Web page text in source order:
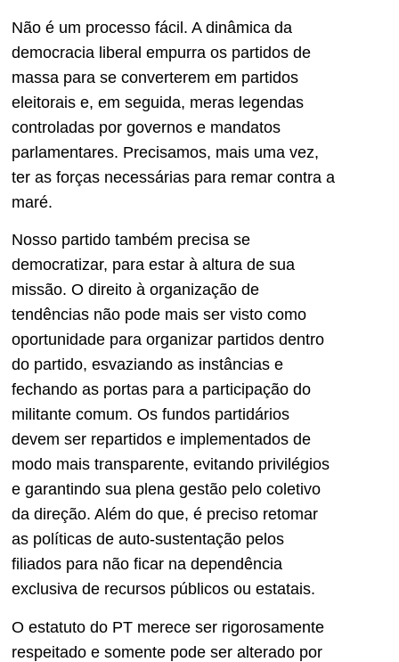
Não é um processo fácil. A dinâmica da
democracia liberal empurra os partidos de
massa para se converterem em partidos
eleitorais e, em seguida, meras legendas
controladas por governos e mandatos
parlamentares. Precisamos, mais uma vez,
ter as forças necessárias para remar contra a
maré.
Nosso partido também precisa se
democratizar, para estar à altura de sua
missão. O direito à organização de
tendências não pode mais ser visto como
oportunidade para organizar partidos dentro
do partido, esvaziando as instâncias e
fechando as portas para a participação do
militante comum. Os fundos partidários
devem ser repartidos e implementados de
modo mais transparente, evitando privilégios
e garantindo sua plena gestão pelo coletivo
da direção. Além do que, é preciso retomar
as políticas de auto-sustentação pelos
filiados para não ficar na dependência
exclusiva de recursos públicos ou estatais.
O estatuto do PT merece ser rigorosamente
respeitado e somente pode ser alterado por